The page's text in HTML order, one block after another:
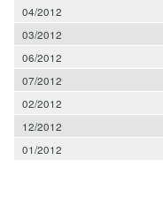
04/2012
03/2012
06/2012
07/2012
02/2012
12/2012
01/2012